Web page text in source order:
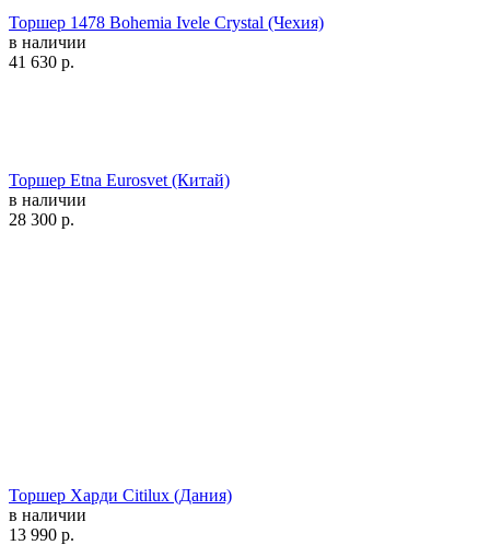
Торшер 1478 Bohemia Ivele Crystal (Чехия)
в наличии
41 630 р.
Торшер Etna Eurosvet (Китай)
в наличии
28 300 р.
Торшер Харди Citilux (Дания)
в наличии
13 990 р.